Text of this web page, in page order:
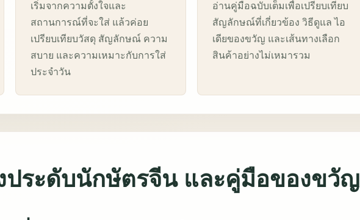
เริ่มจากความตั้งใจและ
สถานการณ์ที่จะใส่ แล้วค่อย
เปรียบเทียบวัสดุ สัญลักษณ์ ความ
สบาย และความเหมาะกับการใส่
ประจำวัน
อ่านคู่มือฉบับเต็มเพื่อเปรียบเทียบ
สัญลักษณ์ที่เกี่ยวข้อง วิธีดูแล ไอ
เดียของขวัญ และเส้นทางเลือก
สินค้าอย่างไม่เหมารวม
ประดับนักษัตรจีน และคู่มือของขวัญ